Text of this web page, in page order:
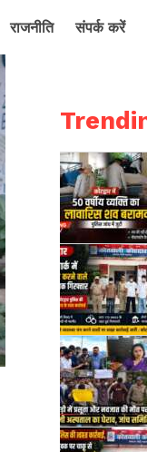
राजनीति संपर्क करें